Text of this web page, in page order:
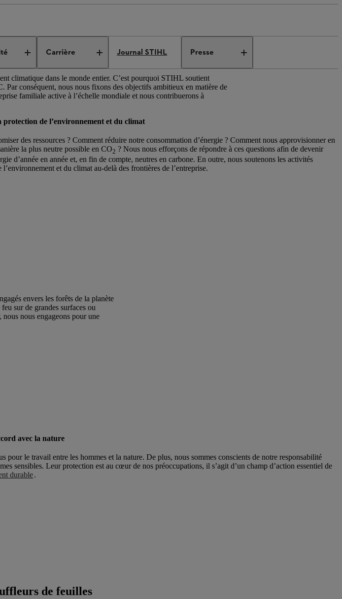
Carrière Journal STIHL Presse
climatique dans le monde entier. C’est pourquoi STIHL soutient
conséquent, nous nous fixons des objectifs ambitieux en matière de
familiale active à l’échelle mondiale et nous contribuerons à
de l’environnement et du climat
des ressources ? Comment réduire notre consommation d’énergie ? Comment nous approvisionner en
la plus neutre possible en CO2 ? Nous nous efforçons de répondre à ces questions afin de devenir
d’année en année et, en fin de compte, neutres en carbone. En outre, nous soutenons les activités
et du climat au-delà des frontières de l’entreprise.
envers les forêts de la planète
sur de grandes surfaces ou
nous nous engageons pour une
avec la nature
pour le travail entre les hommes et la nature. De plus, nous sommes conscients de notre responsabilité
sensibles. Leur protection est au cœur de nos préoccupations, il s’agit d’un champ d’action essentiel de
durable.
de feuilles